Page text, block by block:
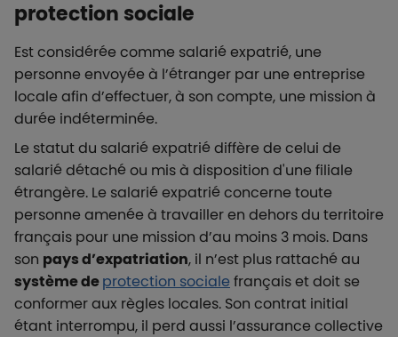
protection sociale
Est considérée comme salarié expatrié, une
personne envoyée à l’étranger par une entreprise
locale afin d’effectuer, à son compte, une mission à
durée indéterminée.
Le statut du salarié expatrié diffère de celui de
salarié détaché ou mis à disposition d'une filiale
étrangère. Le salarié expatrié concerne toute
personne amenée à travailler en dehors du territoire
français pour une mission d’au moins 3 mois. Dans
son pays d’expatriation, il n’est plus rattaché au
système deprotection socialefrançais et doit se
conformer aux règles locales. Son contrat initial
étant interrompu, il perd aussi l’assurance collective